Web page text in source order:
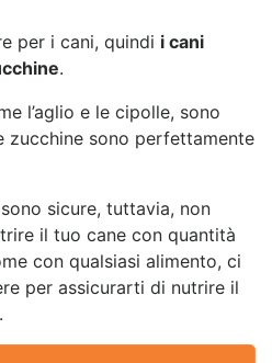
per i cani, quindi i cani
.
l’aglio e le cipolle, sono
zucchine sono perfettamente
sicure, tuttavia, non
il tuo cane con quantità
con qualsiasi alimento, ci
per assicurarti di nutrire il